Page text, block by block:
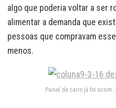
algo que poderia voltar a ser
alimentar a demanda que
pessoas que compravam
menos.
Painel de carro já foi